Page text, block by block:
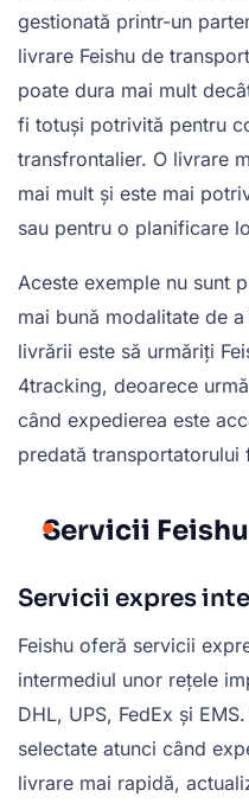
gestionată printr-un
livrare Feishu de
poate dura mai mult
fi totuși potrivită pentru
transfrontalier. O livrare
mai mult și este mai
sau pentru o planificare
Aceste exemple nu sunt
mai bună modalitate de
livrării este să urmăriți
4tracking, deoarece
când expedierea este
predată transportatorului
Servicii Feishu
Servicii expres
Feishu oferă servicii
intermediul unor rețele
DHL, UPS, FedEx și
selectate atunci când
livrare mai rapidă,